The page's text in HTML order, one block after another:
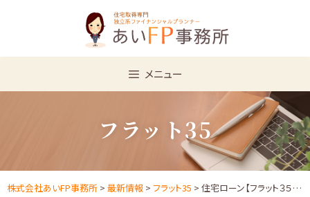
メニュー
フラット35
株式会社あいFP事務所 > 最新情報 > フラット35 > 住宅ローン【フラット３５】の良し悪し③～金利編～